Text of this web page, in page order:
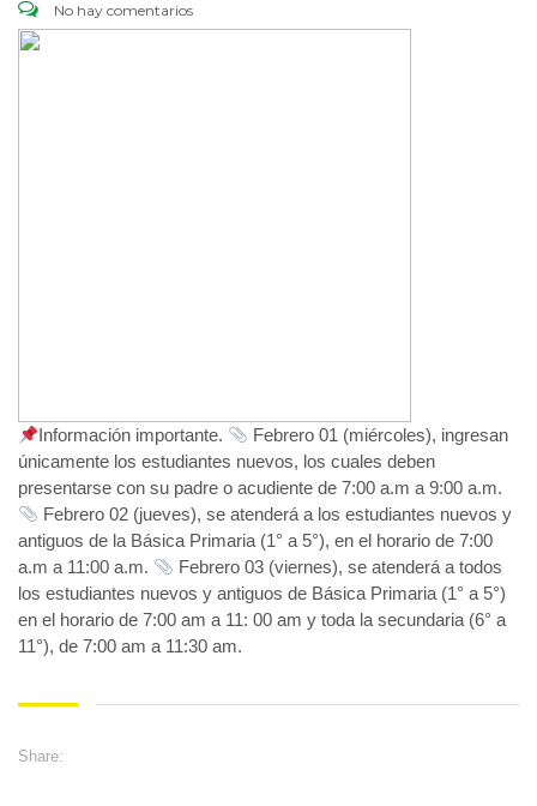
No hay comentarios
Información importante.
Febrero 01 (miércoles), ingresan
únicamente los estudiantes nuevos, los cuales deben
presentarse con su padre o acudiente de 7:00 a.m a 9:00 a.m.
Febrero 02 (jueves), se atenderá a los estudiantes nuevos y
antiguos de la Básica Primaria (1° a 5°), en el horario de 7:00
a.m a 11:00 a.m.
Febrero 03 (viernes), se atenderá a todos
los estudiantes nuevos y antiguos de Básica Primaria (1° a 5°)
en el horario de 7:00 am a 11: 00 am y toda la secundaria (6° a
11°), de 7:00 am a 11:30 am.
Share: